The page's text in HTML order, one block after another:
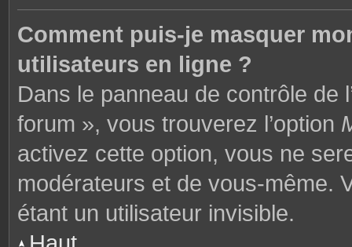
Comment puis-je masquer
utilisateurs en ligne ?
Dans le panneau de contrôle de
forum », vous trouverez l’option
activez cette option, vous ne
modérateurs et de vous-même.
étant un utilisateur invisible.